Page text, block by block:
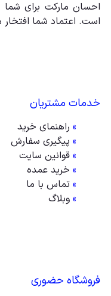
احسان مارکت برای
است. اعتماد شما
خدمات مشتریان
» راهنمای خرید
» پیگیری سفارش
» قوانین سایت
» خرید عمده
» تماس با ما
» وبلاگ
فروشگاه حضوری